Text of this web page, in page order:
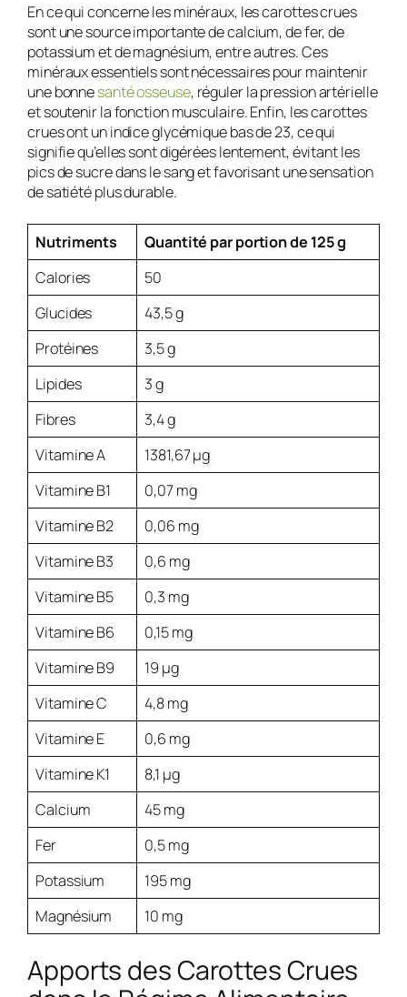
En ce qui concerne les minéraux, les carottes crues
sont une source importante de calcium, de fer, de
potassium et de magnésium, entre autres. Ces
minéraux essentiels sont nécessaires pour maintenir
une bonnesanté osseuse, réguler la pression artérielle
et soutenir la fonction musculaire. Enfin, les carottes
crues ont un indice glycémique bas de 23, ce qui
signifie qu’elles sont digérées lentement, évitant les
pics de sucre dans le sang et favorisant une sensation
de satiété plus durable.
Nutriments
Quantité par portion de 125 g
Calories
50
Glucides
43,5 g
Protéines
3,5 g
Lipides
3 g
Fibres
3,4 g
Vitamine A
1381,67 µg
Vitamine B1
0,07 mg
Vitamine B2
0,06 mg
Vitamine B3
0,6 mg
Vitamine B5
0,3 mg
Vitamine B6
0,15 mg
Vitamine B9
19 µg
Vitamine C
4,8 mg
Vitamine E
0,6 mg
Vitamine K1
8,1 µg
Calcium
45 mg
Fer
0,5 mg
Potassium
195 mg
Magnésium
10 mg
Apports des Carottes Crues